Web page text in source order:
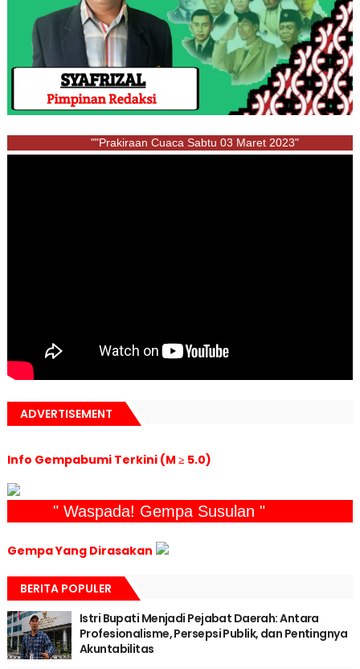
""Prakiraan Cuaca Sabtu 03 Maret 2023"
ADVERTISEMENT
Info Gempabumi Terkini (M ≥ 5.0)
" Waspada! Gempa Susulan "
Gempa Yang Dirasakan
BERITA POPULER
Istri Bupati Menjadi Pejabat Daerah: Antara
Profesionalisme, Persepsi Publik, dan Pentingnya
Akuntabilitas